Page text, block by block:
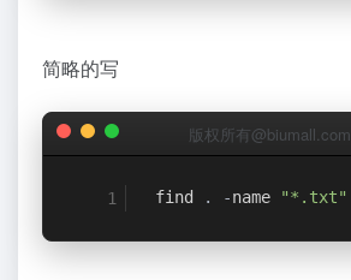
简略的写
版权所有@biumall.com
find . -name "*.txt"